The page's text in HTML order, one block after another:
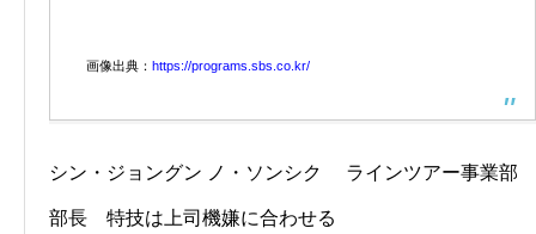
画像出典： https://programs.sbs.co.kr/
シン・ジョングン ノ・ソンシク ラインツアー事業部
部長 特技は上司機嫌に合わせる